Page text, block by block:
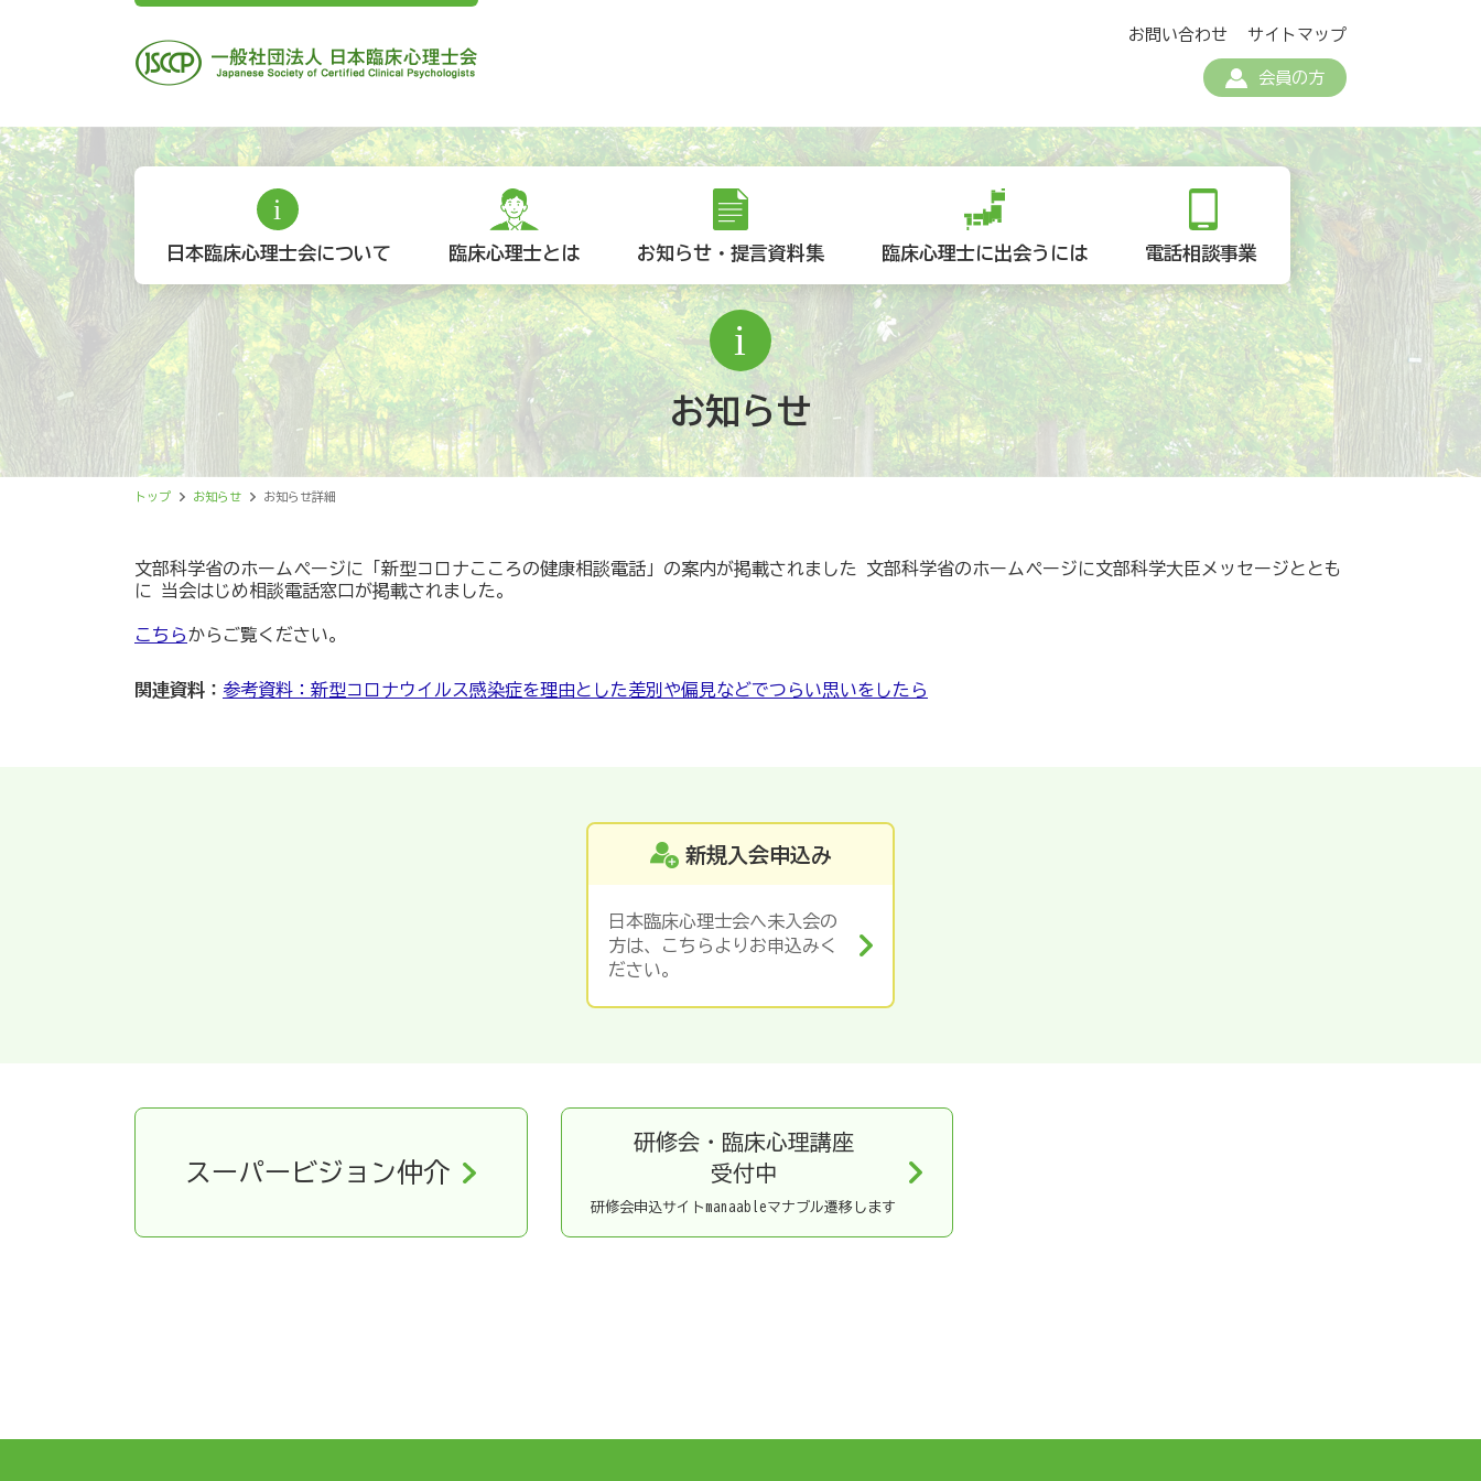
お問い合わせ サイトマップ
会員の方
日本臨床心理士会について 臨床心理士とは お知らせ・提言資料集 臨床心理士に出会うには 電話相談事業
お知らせ
トップ お知らせ お知らせ詳細
文部科学省のホームページに「新型コロナこころの健康相談電話」の案内が掲載されました 文部科学省のホームページに文部科学大臣メッセージととも
に 当会はじめ相談電話窓口が掲載されました。
こちらからご覧ください。
関連資料： 参考資料：新型コロナウイルス感染症を理由とした差別や偏見などでつらい思いをしたら
新規入会申込み
日本臨床心理士会へ未入会の
方は、こちらよりお申込みく
ださい。
スーパービジョン仲介
研修会・臨床心理講座
受付中
研修会申込サイトmanaableマナブル遷移します